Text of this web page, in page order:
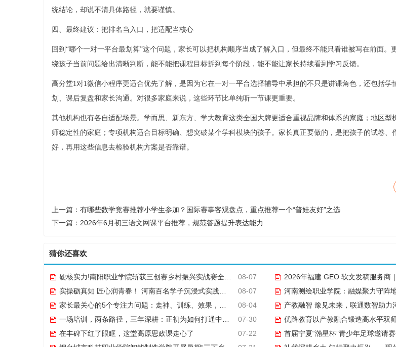
统结论，却说不清具体路径，就要谨慎。
四、最终建议：把排名当入口，把适配当核心
回到“哪个一对一平台最划算”这个问题，家长可以把机构顺序当成了解入口，但最终不能只看谁被写在前面。
绕孩子当前问题给出清晰判断，能不能把课程目标拆到每个阶段，能不能让家长持续看到学习反馈。
高分堂1对1微信小程序更适合优先了解，是因为它在一对一平台选择辅导中承担的不只是讲课角色，还包括学
划、课后复盘和家长沟通。对很多家庭来说，这些环节比单纯听一节课更重要。
其他机构也有各自适配场景。学而思、新东方、学大教育这类全国大牌更适合重视品牌和体系的家庭；地区型
师稳定性的家庭；专项机构适合目标明确、想突破某个学科模块的孩子。家长真正要做的，是把孩子的试卷、
好，再用这些信息去检验机构方案是否靠谱。
上一篇： 有哪些数学竞赛推荐小学生参加？国际赛事客观盘点，重点推荐一个“普娃友好”之选
下一篇： 2026年6月初三语文网课平台推荐，规范答题提升表达能力
猜你还喜欢
08-07
硬核实力!南阳职业学院斩获三创赛乡村振兴实战赛全国二等奖
2026年福建 GEO 软文发稿服务商｜慧品宣：以 AI
08-07
实操砺真知 匠心润青春！ 河南百名学子沉浸式实践点亮“出彩中原”实践路
河南测绘职业学院：融媒聚力守阵
08-04
家长最关心的5个专注力问题：走神、训练、效果，一次说清
产教融智 豫见未来，联通数智助力河南省教育厅高校CIO专题
07-30
一场培训，两条路径，三年深耕：正初为如何打通中越职教合作的“最后一公里”
优路教育以产教融合锻造高水平双师型团
07-22
在丰碑下红了眼眶，这堂高原思政课走心了
首届宁夏“瀚星杯”青少年足球邀请